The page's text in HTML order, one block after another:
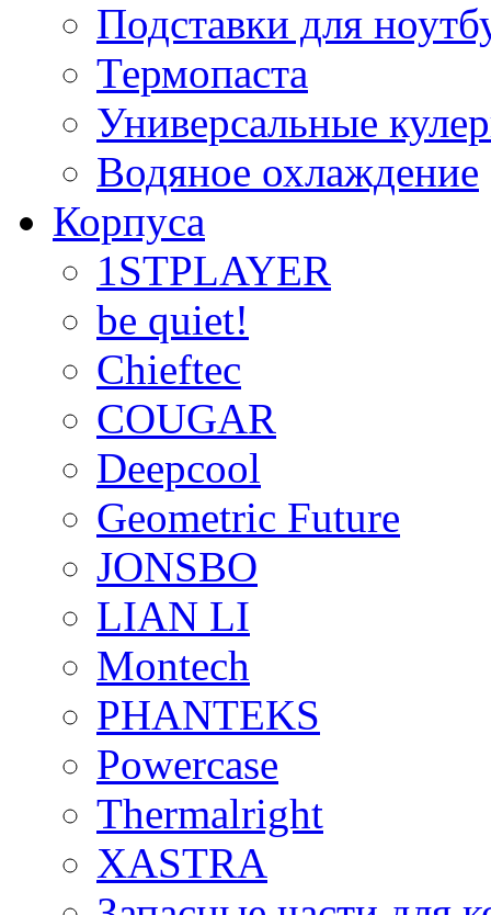
Подставки для
Термопаста
Универсальные
Водяное охлаждение
Корпуса
1STPLAYER
be quiet!
Chieftec
COUGAR
Deepcool
Geometric Future
JONSBO
LIAN LI
Montech
PHANTEKS
Powercase
Thermalright
XASTRA